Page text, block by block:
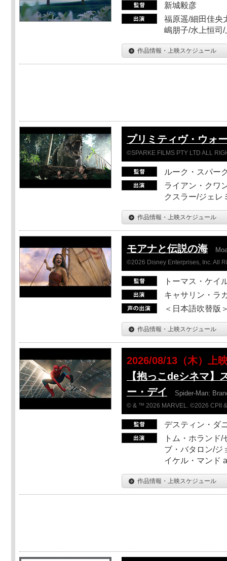
新城毅彦
福原遥/細田佳央
嶋朋子/水上恒司
作品情報・上映スケジュール
プリミティヴ・ウォ
©SPARKE FILMS PTY LTD ALL
ルーク・スパー
ライアン・クワ
クスラー/ジェレ
作品情報・上映スケジュール
モアナと伝説の海
©2026 Disney Enterprises, Inc. All
トーマス・ケイ
キャサリン・ラ
＜日本語吹替版
作品情報・上映スケジュール
2026/08/13（木）上
【抱っこdeシネマ】
ー・デイ
Spider-Man:
© & ™ 2026 MARVEL. ©2026 CPII
デスティン・ダ
トム・ホランド
ブ・バタロン/ジ
イケル・マンド
作品情報・上映スケジュール